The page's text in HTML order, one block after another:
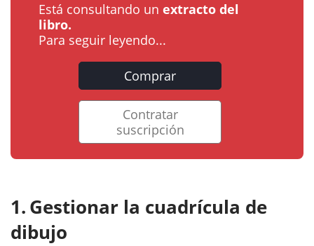
Está consultando un extracto del
libro.
Para seguir leyendo...
Comprar
Contratar
suscripción
Gestionar la cuadrícula de
dibujo